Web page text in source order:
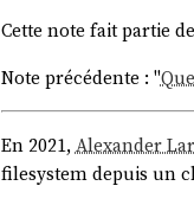
Cette note fait partie
Note précédente : "
En 2021, Alexander
filesystem depuis un